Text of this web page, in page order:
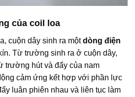
của coil loa
cuộn dây sinh ra mộtdòng điện
Từ trường sinh ra ở cuộn dây,
trường hút và đẩy của nam
cảm ứng kết hợp với phần lực
luân phiên nhau và liên tục làm